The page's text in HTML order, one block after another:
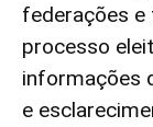
federações e
processo
informações
e